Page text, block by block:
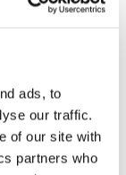
ads, to
our traffic.
of our site with
partners who
En viktig
som
liknande
från